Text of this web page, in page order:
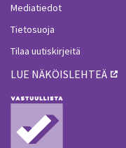
Mediatiedot
Tietosuoja
Tilaa uutiskirjeitä
LUE NÄKÖISLEHTEÄ